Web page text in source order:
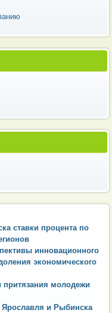
ссылка)
ставки процента по
инновационного
экономического
притязания молодежи
Ярославля и Рыбинска